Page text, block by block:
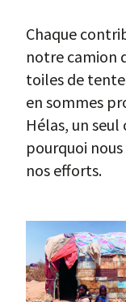
Chaque
notre camion
toiles de
en sommes
Hélas, un seul
pourquoi
nos efforts.